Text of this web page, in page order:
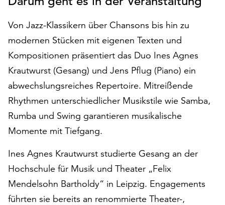
„Alle
akzeptieren“,
um
alle
Cookies
zu
akzeptieren.
Sie
können
Ihr
Einverständnis
jederzeit
ändern
und
widerrufen.
Dafür
Von Jazz-Klassikern über Chansons bis hin zu
modernen Stücken mit eigenen Texten und
Kompositionen präsentiert das Duo Ines Agnes
Krautwurst (Gesang) und Jens Pflug (Piano) ein
abwechslungsreiches Repertoire. Mitreißende
Rhythmen unterschiedlicher Musikstile wie Samba,
Rumba und Swing garantieren musikalische
Momente mit Tiefgang.
Ines Agnes Krautwurst studierte Gesang an der
Hochschule für Musik und Theater „Felix
Mendelsohn Bartholdy“ in Leipzig. Engagements
führten sie bereits an renommierte Theater-,